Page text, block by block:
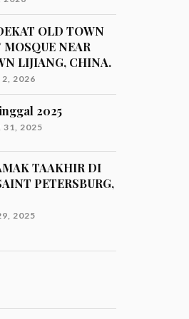
OLD TOWN
NEAR
LIJIANG, CHINA.
2, 2026
2025
31, 2025
TAAKHIR DI
PETERSBURG,
2025